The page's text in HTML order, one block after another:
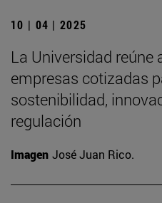
10 | 04 | 2025
La Universidad reúne
empresas cotizadas
sostenibilidad,
regulación
Imagen José Juan Rico.